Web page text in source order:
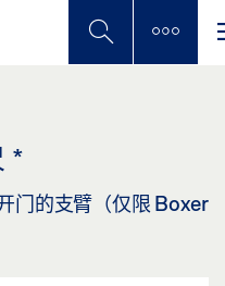
*
门的支臂（仅限 Boxer